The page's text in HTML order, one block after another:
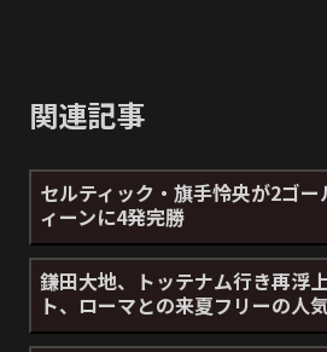
関連記事
セルティック・旗手怜央が2ゴ
ィーンに4発完勝
鎌田大地、トッテナム行き再浮
ト、ローマとの来夏フリーの人